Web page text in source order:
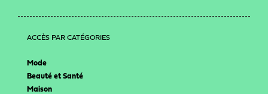
ACCÈS PAR CATÉGORIES
Mode
Beauté et Santé
Maison